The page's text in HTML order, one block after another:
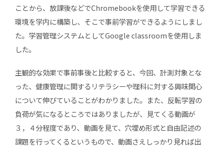
ことから、放課後などでChromebookを使用して学習できる
環境を学内に構築し、そこで事前学習ができるようにしまし
た。学習管理システムとしてGoogle classroomを使用しま
した。
主観的な効果で事前事後と比較すると、今回、計測対象とな
った、健康管理に関するリテラシーや理科に対する興味関心
について伸びていることがわかりました。また、反転学習の
負荷が気になるところではありましたが、見てくる動画が
３，４分程度であり、動画を見て、穴埋め形式と自由記述の
課題を行ってくるというもので、動画さえしっかり見れば出